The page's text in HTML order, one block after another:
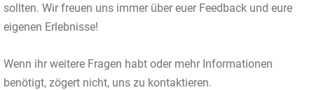
sollten. Wir freuen uns immer über euer Feedback und eure
eigenen Erlebnisse!
Wenn ihr weitere Fragen habt oder mehr Informationen
benötigt, zögert nicht, uns zu kontaktieren.